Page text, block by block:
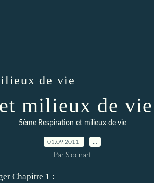
de vie
milieux de
5ème Respiration et milieux de vie
01.09.2011
Par Siocnarf
Chapitre 1 :